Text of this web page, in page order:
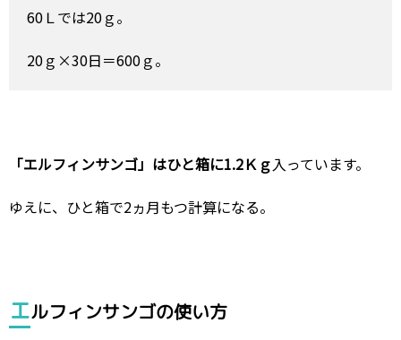
60Ｌでは20ｇ。
20ｇ×30日＝600ｇ。
「エルフィンサンゴ」はひと箱に1.2Ｋｇ入っています。
ゆえに、ひと箱で2ヵ月もつ計算になる。
エルフィンサンゴの使い方